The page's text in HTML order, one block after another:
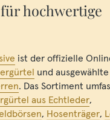
hochwertige
ist der offizielle
und
. Das Sortiment
aus Echtleder,
, Hosenträger,